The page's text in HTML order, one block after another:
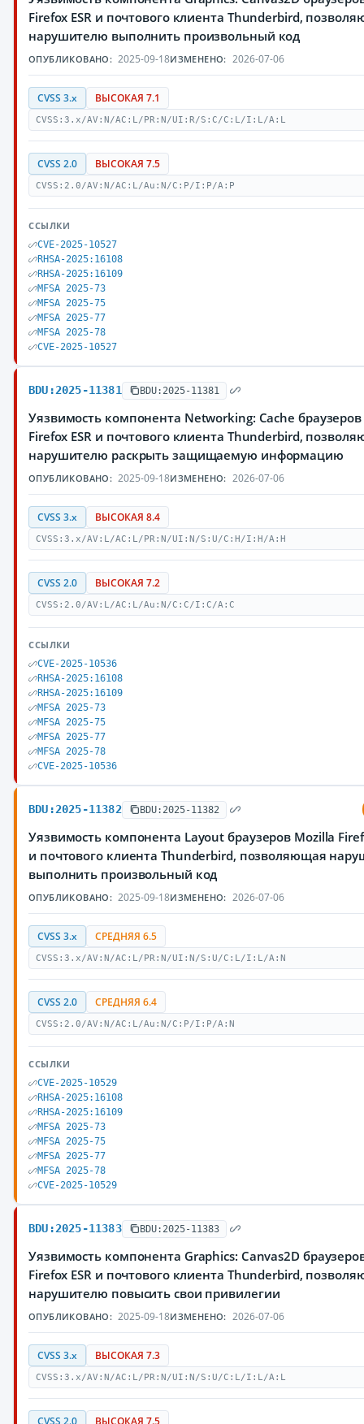
Firefox ESR и почтового клиента Thunderbird,
нарушителю выполнить произвольный код
ОПУБЛИКОВАНО: 2025-09-18ИЗМЕНЕНО: 2026-07-06
CVSS 3.x ВЫСОКАЯ 7.1
CVSS:3.x/AV:N/AC:L/PR:N/UI:R/S:C/C:L/I:L/A:L
CVSS 2.0 ВЫСОКАЯ 7.5
CVSS:2.0/AV:N/AC:L/Au:N/C:P/I:P/A:P
ССЫЛКИ
CVE-2025-10527
RHSA-2025:16108
RHSA-2025:16109
MFSA 2025-73
MFSA 2025-75
MFSA 2025-77
MFSA 2025-78
CVE-2025-10527
BDU:2025-11381 BDU:2025-11381
Уязвимость компонента Networking: Cache
Firefox ESR и почтового клиента Thunderbird,
нарушителю раскрыть защищаемую информацию
ОПУБЛИКОВАНО: 2025-09-18ИЗМЕНЕНО: 2026-07-06
CVSS 3.x ВЫСОКАЯ 8.4
CVSS:3.x/AV:L/AC:L/PR:N/UI:N/S:U/C:H/I:H/A:H
CVSS 2.0 ВЫСОКАЯ 7.2
CVSS:2.0/AV:L/AC:L/Au:N/C:C/I:C/A:C
ССЫЛКИ
CVE-2025-10536
RHSA-2025:16108
RHSA-2025:16109
MFSA 2025-73
MFSA 2025-75
MFSA 2025-77
MFSA 2025-78
CVE-2025-10536
BDU:2025-11382 BDU:2025-11382
Уязвимость компонента Layout браузеров Mozilla
и почтового клиента Thunderbird, позволяющая
выполнить произвольный код
ОПУБЛИКОВАНО: 2025-09-18ИЗМЕНЕНО: 2026-07-06
CVSS 3.x СРЕДНЯЯ 6.5
CVSS:3.x/AV:N/AC:L/PR:N/UI:N/S:U/C:L/I:L/A:N
CVSS 2.0 СРЕДНЯЯ 6.4
CVSS:2.0/AV:N/AC:L/Au:N/C:P/I:P/A:N
ССЫЛКИ
CVE-2025-10529
RHSA-2025:16108
RHSA-2025:16109
MFSA 2025-73
MFSA 2025-75
MFSA 2025-77
MFSA 2025-78
CVE-2025-10529
BDU:2025-11383 BDU:2025-11383
Уязвимость компонента Graphics: Canvas2D
Firefox ESR и почтового клиента Thunderbird,
нарушителю повысить свои привилегии
ОПУБЛИКОВАНО: 2025-09-18ИЗМЕНЕНО: 2026-07-06
CVSS 3.x ВЫСОКАЯ 7.3
CVSS:3.x/AV:N/AC:L/PR:N/UI:N/S:U/C:L/I:L/A:L
CVSS 2.0 ВЫСОКАЯ 7.5